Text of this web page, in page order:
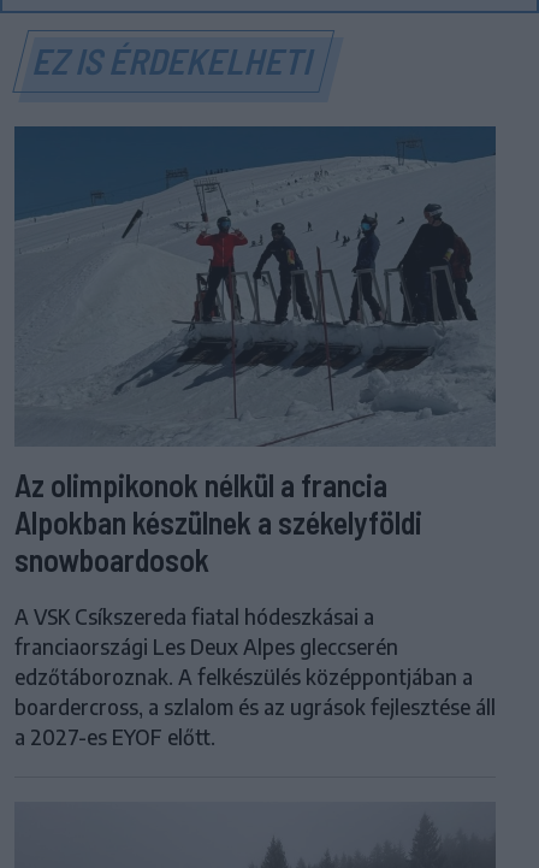
EZ IS ÉRDEKELHETI
Az olimpikonok nélkül a francia
Alpokban készülnek a székelyföldi
snowboardosok
A VSK Csíkszereda fiatal hódeszkásai a
franciaországi Les Deux Alpes gleccserén
edzőtáboroznak. A felkészülés középpontjában a
boardercross, a szlalom és az ugrások fejlesztése áll
a 2027-es EYOF előtt.